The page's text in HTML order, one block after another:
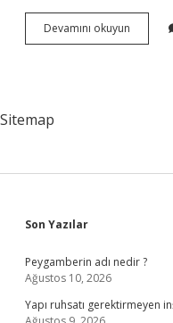
Devamını okuyun
Staj
Sitemap
Sidebar
Son Yazılar
Peygamberin adı nedir ?
Ağustos 10, 2026
Yapı ruhsatı gerektirmeyen